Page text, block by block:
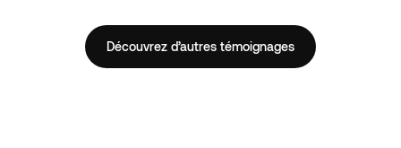
Découvrez d’autres témoignages